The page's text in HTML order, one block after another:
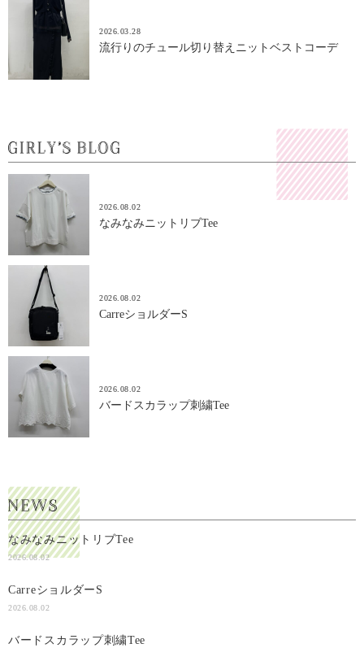
2026.03.28
流行りのチュール切り替えニットベストコーデ
2026.08.02
なみなみニットリブTee
2026.08.02
CarreショルダーS
2026.08.02
バードスカラップ刺繍Tee
なみなみニットリブTee
2026.08.02
CarreショルダーS
2026.08.02
バードスカラップ刺繍Tee